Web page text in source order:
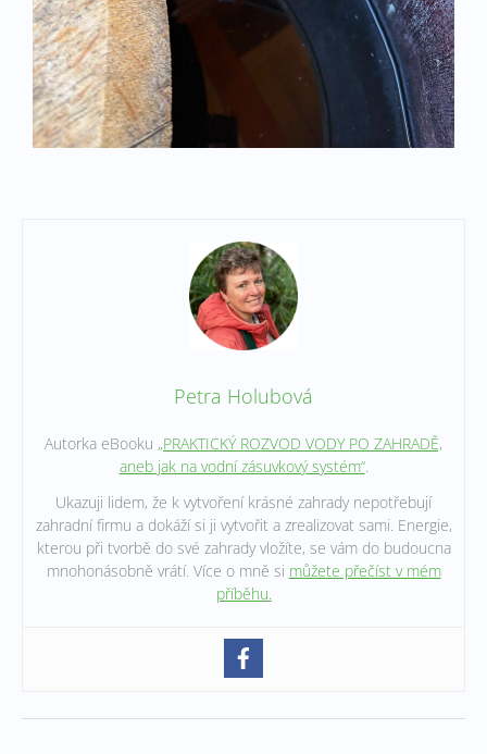
Petra Holubová
Autorka eBooku „PRAKTICKÝ ROZVOD VODY PO ZAHRADĚ,
aneb jak na vodní zásuvkový systém“.
Ukazuji lidem, že k vytvoření krásné zahrady nepotřebují
zahradní firmu a dokáží si ji vytvořit a zrealizovat sami. Energie,
kterou při tvorbě do své zahrady vložíte, se vám do budoucna
mnohonásobně vrátí. Více o mně si můžete přečíst v mém
příběhu.